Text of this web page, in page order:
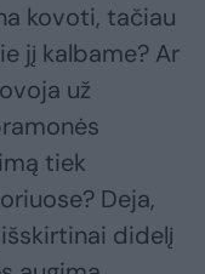
kovoti, tačiau
jį kalbame? Ar
už
tiek
Deja,
didelį